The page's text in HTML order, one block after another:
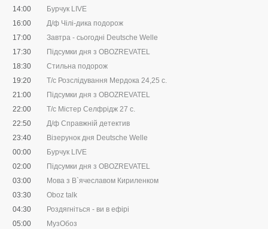
14:00
Бурчук LIVE
16:00
Д/ф Чілі-дика подорож
17:00
Завтра - сьогодні Deutsche Welle
17:30
Підсумки дня з OBOZREVATEL
18:30
Стильна подорож
19:20
Т/с Розслідування Мердока 24,25 c.
21:00
Підсумки дня з OBOZREVATEL
22:00
Т/с Містер Селфрідж 27 с.
22:50
Д/ф Справжній детектив
23:40
Візерунок дня Deutsche Welle
00:00
Бурчук LIVE
02:00
Підсумки дня з OBOZREVATEL
03:00
Мова з В`ячеславом Кириленком
03:30
Oboz talk
04:30
Роздягніться - ви в ефірі
05:00
МузОбоз